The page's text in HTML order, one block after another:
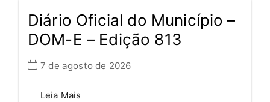
Diário Oficial do Município –
DOM-E – Edição 813
7 de agosto de 2026
Leia Mais